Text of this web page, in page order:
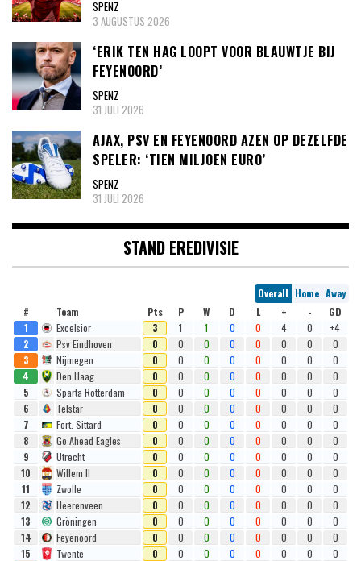
SPENZ
3 AUGUSTUS 2026
‘ERIK TEN HAG LOOPT VOOR BLAUWTJE BIJ
FEYENOORD’
SPENZ
31 JULI 2026
AJAX, PSV EN FEYENOORD AZEN OP DEZELFDE
SPELER: ‘TIEN MILJOEN EURO’
SPENZ
31 JULI 2026
STAND EREDIVISIE
Overall Home Away
#
Team Pts P W D L + -
GD
1
Excelsior 3 1 1 0 0 4 0
+4
2
Psv Eindhoven 0 0 0 0 0 0 0
0
3
Nijmegen 0 0 0 0 0 0 0
0
4
Den Haag 0 0 0 0 0 0 0
0
5
Sparta Rotterdam 0 0 0 0 0 0 0
0
6
Telstar 0 0 0 0 0 0 0
0
7
Fort. Sittard 0 0 0 0 0 0 0
0
8
Go Ahead Eagles 0 0 0 0 0 0 0
0
9
Utrecht 0 0 0 0 0 0 0
0
10
Willem II 0 0 0 0 0 0 0
0
11
Zwolle 0 0 0 0 0 0 0
0
12
Heerenveen 0 0 0 0 0 0 0
0
13
Gröningen 0 0 0 0 0 0 0
0
14
Feyenoord 0 0 0 0 0 0 0
0
15
Twente 0 0 0 0 0 0 0
0